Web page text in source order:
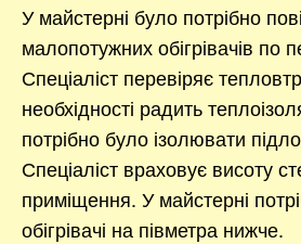
У майстерні було потрібно
малопотужних обігрівачів по
Спеціаліст перевіряє
необхідності радить
потрібно було ізолювати
Спеціаліст враховує висоту
приміщення. У майстерні
обігрівачі на півметра нижче.